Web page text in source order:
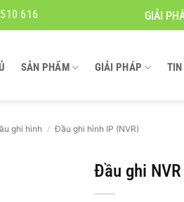
616 GIẢI
SẢN PHẨM GIẢI PHÁP TIN
ghi hình / Đầu ghi hình IP (NVR)
Đầu ghi